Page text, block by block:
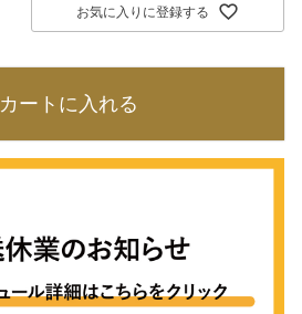
お気に入りに登録する
カートに入れる